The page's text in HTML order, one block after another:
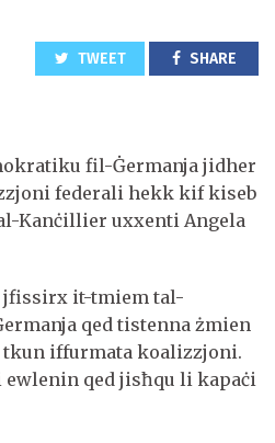
TWEET SHARE
fil-Ġermanja jidher
federali hekk kif kiseb
Kanċillier uxxenti Angela
jfissirx it-tmiem tal-
qed tistenna żmien
tkun iffurmata koalizzjoni.
qed jisħqu li kapaċi